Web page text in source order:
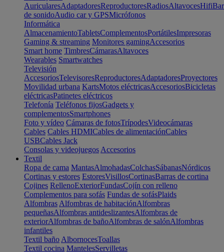
AuricularesAdaptadoresReproductoresRadiosAltavocesHifi
de sonidoAudio car y GPSMicrófonos
Informática
AlmacenamientoTabletsComplementosPortátilesImpresoras
Gaming & streaming Monitores gamingAccesorios
Smart home TimbresCámarasAltavoces
Wearables Smartwatches
Televisión
AccesoriosTelevisoresReproductoresAdaptadoresProyectores
Movilidad urbana KartsMotos eléctricasAccesoriosBicicletas
eléctricasPatinetes eléctricos
Telefonía Teléfonos fijosGadgets y
complementosSmartphones
Foto y vídeo Cámaras de fotosTrípodesVideocámaras
Cables Cables HDMICables de alimentaciónCables
USBCables Jack
Consolas y videojuegos Accesorios
Textil
Ropa de cama MantasAlmohadasColchasSábanasNórdicos
Cortinas y estores EstoresVisillosCortinasBarras de cortina
Cojines RellenoExteriorFundasCojín con relleno
Complementos para sofás Fundas de sofásPlaids
Alfombras Alfombras de habitaciónAlfombras
pequeñasAlfombras antideslizantesAlfombras de
exteriorAlfombras de bañoAlfombras de salónAlfombras
infantiles
Textil baño AlbornocesToallas
Textil cocina MantelesServilletas